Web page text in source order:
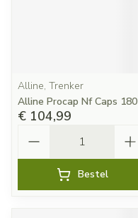
Alline, Trenker
Alline Procap Nf Caps 180
€ 104,99
Bestel